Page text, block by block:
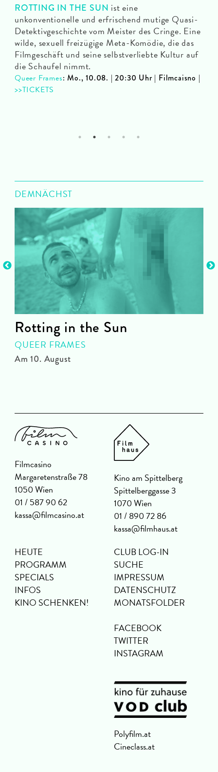
ROTTING IN THE SUN ist eine
unkonventionelle und erfrischend mutige Quasi-
Detektivgeschichte vom Meister des Cringe. Eine
wilde, sexuell freizügige Meta-Komödie, die das
Filmgeschäft und seine selbstverliebte Kultur auf
die Schaufel nimmt.
Queer Frames: Mo., 10.08. | 20:30 Uhr | Filmcaisno |
>>TICKETS
1 2 3 4 5
DEMNÄCHST
Rotting in the Sun
QUEER FRAMES
Am 10. August
Filmcasino
Margaretenstraße 78
1050 Wien
01 / 587 90 62
kassa@filmcasino.at
Kino am Spittelberg
Spittelberggasse 3
1070 Wien
01 / 890 72 86
kassa@filmhaus.at
HEUTE
PROGRAMM
SPECIALS
INFOS
KINO SCHENKEN!
CLUB LOG-IN
SUCHE
IMPRESSUM
DATENSCHUTZ
MONATSFOLDER
FACEBOOK
TWITTER
INSTAGRAM
Polyfilm.at
Cineclass.at